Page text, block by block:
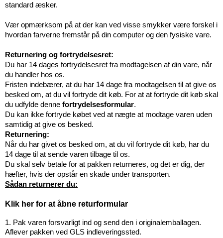
standard æsker.
Vær opmærksom på at der kan ved visse smykker være forskel i
hvordan farverne fremstår på din computer og den fysiske vare.
Returnering og fortrydelsesret:
Du har 14 dages fortrydelsesret fra modtagelsen af din vare, når
du handler hos os.
Fristen indebærer, at du har 14 dage fra modtagelsen til at give os
besked om, at du vil fortryde dit køb. For at at fortryde dit køb skal
du udfylde denne fortrydelsesformular.
Du kan ikke fortryde købet ved at nægte at modtage varen uden
samtidig at give os besked.
Returnering:
Når du har givet os besked om, at du vil fortryde dit køb, har du
14 dage til at sende varen tilbage til os.
Du skal selv betale for at pakken returneres, og det er dig, der
hæfter, hvis der opstår en skade under transporten.
Sådan returnerer du:
Klik her for at åbne returformular
1. Pak varen forsvarligt ind og send den i originalemballagen.
Aflever pakken ved GLS indleveringssted.